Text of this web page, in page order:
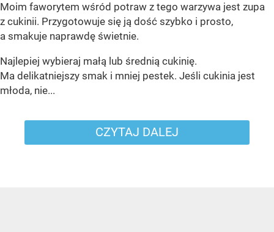
Moim faworytem wśród potraw z tego warzywa jest zupa
z cukinii. Przygotowuje się ją dość szybko i prosto,
a smakuje naprawdę świetnie.
Najlepiej wybieraj małą lub średnią cukinię.
Ma delikatniejszy smak i mniej pestek. Jeśli cukinia jest
młoda, nie...
CZYTAJ DALEJ